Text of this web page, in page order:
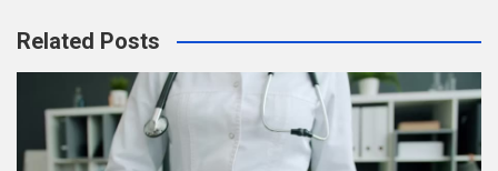
Related Posts